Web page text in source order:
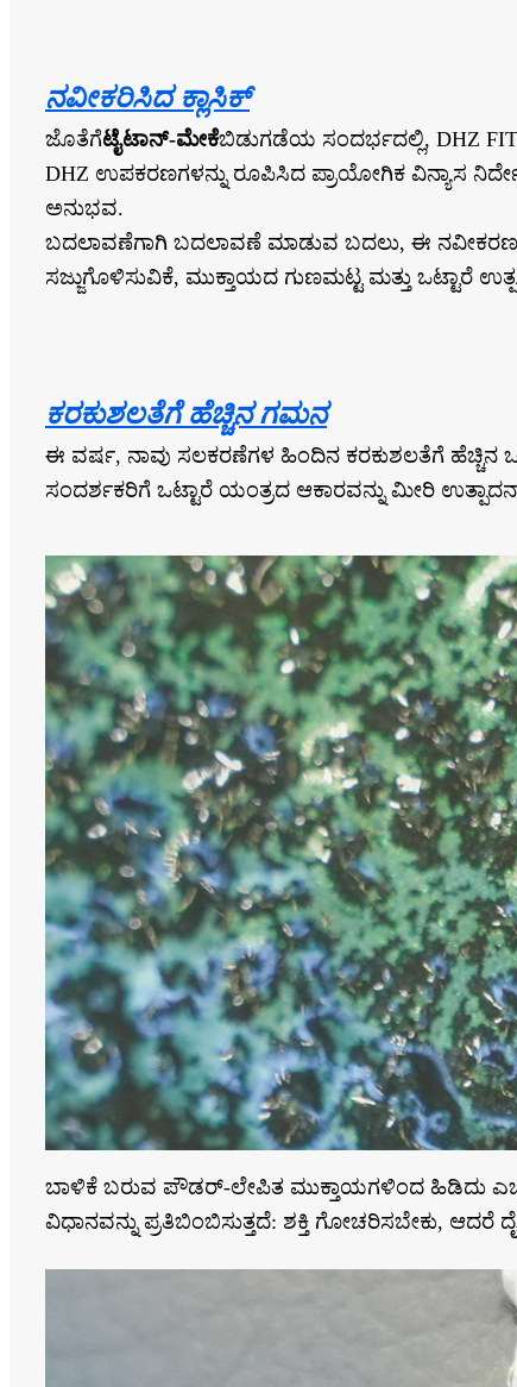
ನವೀಕರಿಸಿದ ಕ್ಲಾಸಿಕ್
ಜೊತೆಗೆಟೈಟಾನ್-ಮೇಕೆಬಿಡುಗಡೆಯ ಸಂದರ್ಭದಲ್ಲಿ, DHZ
DHZ ಉಪಕರಣಗಳನ್ನು ರೂಪಿಸಿದ ಪ್ರಾಯೋಗಿಕ ವಿನ್ಯಾಸ
ಅನುಭವ.
ಬದಲಾವಣೆಗಾಗಿ ಬದಲಾವಣೆ ಮಾಡುವ ಬದಲು, ಈ
ಸಜ್ಜುಗೊಳಿಸುವಿಕೆ, ಮುಕ್ತಾಯದ ಗುಣಮಟ್ಟ ಮತ್ತು ಒಟ್ಟಾರೆ
ಕರಕುಶಲತೆಗೆ ಹೆಚ್ಚಿನ ಗಮನ
ಈ ವರ್ಷ, ನಾವು ಸಲಕರಣೆಗಳ ಹಿಂದಿನ ಕರಕುಶಲತೆಗೆ ಹೆಚ್ಚಿನ
ಸಂದರ್ಶಕರಿಗೆ ಒಟ್ಟಾರೆ ಯಂತ್ರದ ಆಕಾರವನ್ನು ಮೀರಿ
ಬಾಳಿಕೆ ಬರುವ ಪೌಡರ್-ಲೇಪಿತ ಮುಕ್ತಾಯಗಳಿಂದ ಹಿಡಿದು
ವಿಧಾನವನ್ನು ಪ್ರತಿಬಿಂಬಿಸುತ್ತದೆ: ಶಕ್ತಿ ಗೋಚರಿಸಬೇಕು,